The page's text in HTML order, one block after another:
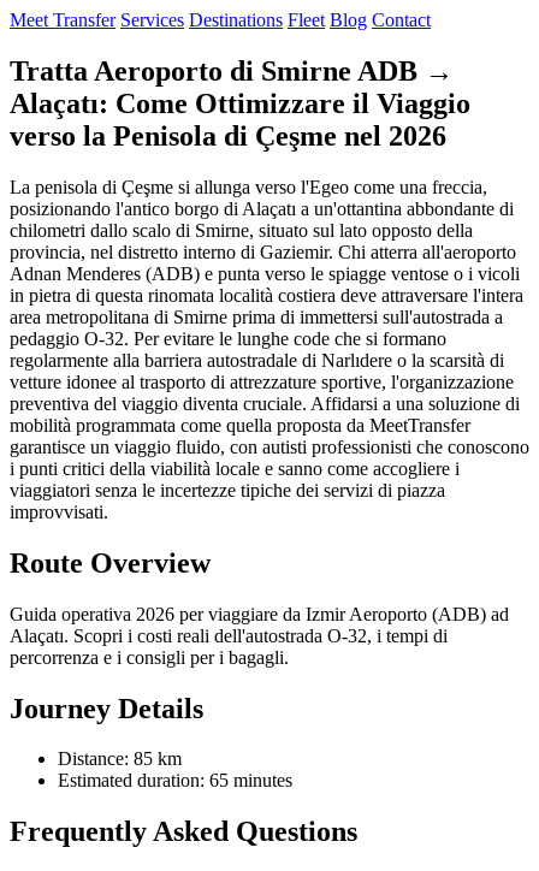
Meet Transfer Services Destinations Fleet Blog Contact
Tratta Aeroporto di Smirne ADB →
Alaçatı: Come Ottimizzare il Viaggio
verso la Penisola di Çeşme nel 2026
La penisola di Çeşme si allunga verso l'Egeo come una freccia,
posizionando l'antico borgo di Alaçatı a un'ottantina abbondante di
chilometri dallo scalo di Smirne, situato sul lato opposto della
provincia, nel distretto interno di Gaziemir. Chi atterra all'aeroporto
Adnan Menderes (ADB) e punta verso le spiagge ventose o i vicoli
in pietra di questa rinomata località costiera deve attraversare l'intera
area metropolitana di Smirne prima di immettersi sull'autostrada a
pedaggio O-32. Per evitare le lunghe code che si formano
regolarmente alla barriera autostradale di Narlıdere o la scarsità di
vetture idonee al trasporto di attrezzature sportive, l'organizzazione
preventiva del viaggio diventa cruciale. Affidarsi a una soluzione di
mobilità programmata come quella proposta da MeetTransfer
garantisce un viaggio fluido, con autisti professionisti che conoscono
i punti critici della viabilità locale e sanno come accogliere i
viaggiatori senza le incertezze tipiche dei servizi di piazza
improvvisati.
Route Overview
Guida operativa 2026 per viaggiare da Izmir Aeroporto (ADB) ad
Alaçatı. Scopri i costi reali dell'autostrada O-32, i tempi di
percorrenza e i consigli per i bagagli.
Journey Details
Distance: 85 km
Estimated duration: 65 minutes
Frequently Asked Questions